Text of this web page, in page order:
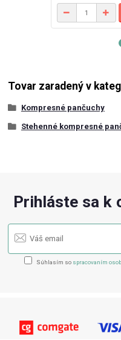
Tovar zaradený v
Kompresné pančuchy
Stehenné kompresné
Prihláste sa k
Súhlasím so spracovaním